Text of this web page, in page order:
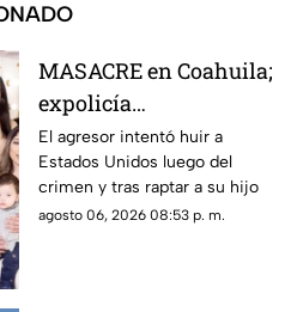
MASACRE en Coahuila;
expolicía
estadounidense atacó a
la familia de su
expareja mexicana
luego de que le
El agresor intentó huir a
Estados Unidos luego del
crimen y tras raptar a su hijo
agosto 06, 2026 08:53 p. m.